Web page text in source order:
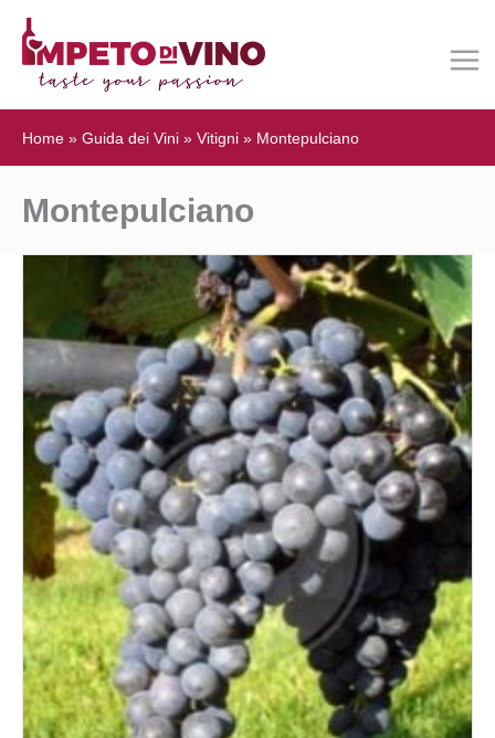
Home » Guida dei Vini » Vitigni » Montepulciano
Montepulciano